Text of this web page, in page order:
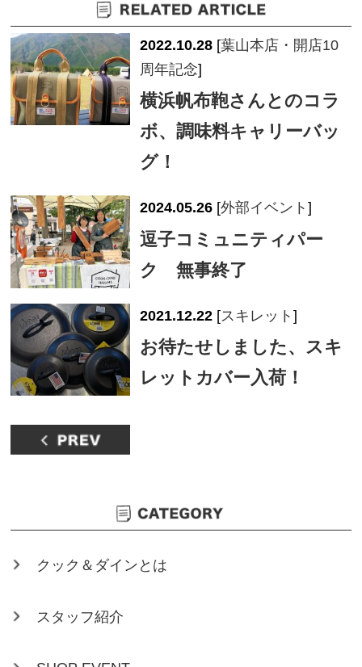
2022.10.28 [葉山本店・開店10
周年記念]
横浜帆布鞄さんとのコラ
ボ、調味料キャリーバッ
グ！
2024.05.26 [外部イベント]
逗子コミュニティパー
ク 無事終了
2021.12.22 [スキレット]
お待たせしました、スキ
レットカバー入荷！
クック＆ダインとは
スタッフ紹介